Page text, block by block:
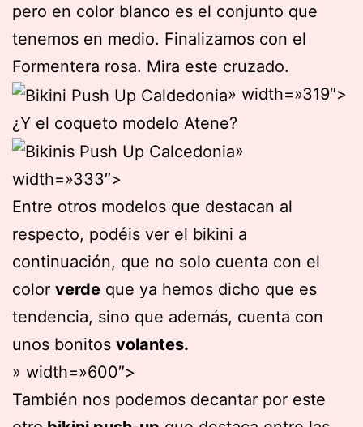
pero en color blanco es el conjunto que
tenemos en medio. Finalizamos con el
Formentera rosa. Mira este cruzado.
» width=»319″>
¿Y el coqueto modelo Atene?
»
width=»333″>
Entre otros modelos que destacan al
respecto, podéis ver el bikini a
continuación, que no solo cuenta con el
color verde que ya hemos dicho que es
tendencia, sino que además, cuenta con
unos bonitos volantes.
» width=»600″>
También nos podemos decantar por este